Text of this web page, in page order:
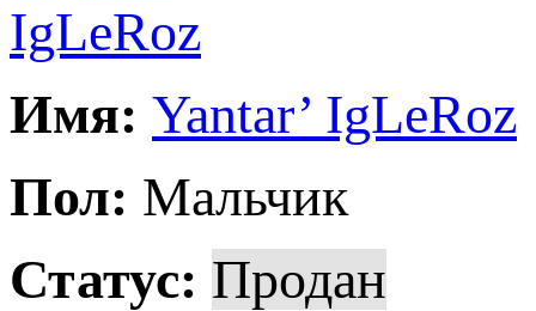
Имя: Yantar’ IgLeRoz
Пол: Мальчик
Статус: Продан